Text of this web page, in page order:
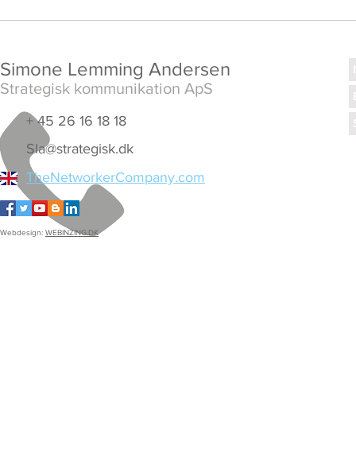
Simone Lemming Andersen
Strategisk kommunikation ApS
+ 45 26 16 18 18
Sla@strategisk.dk
TheNetworkerCompany.com
Webdesign: WEBINZING.DK